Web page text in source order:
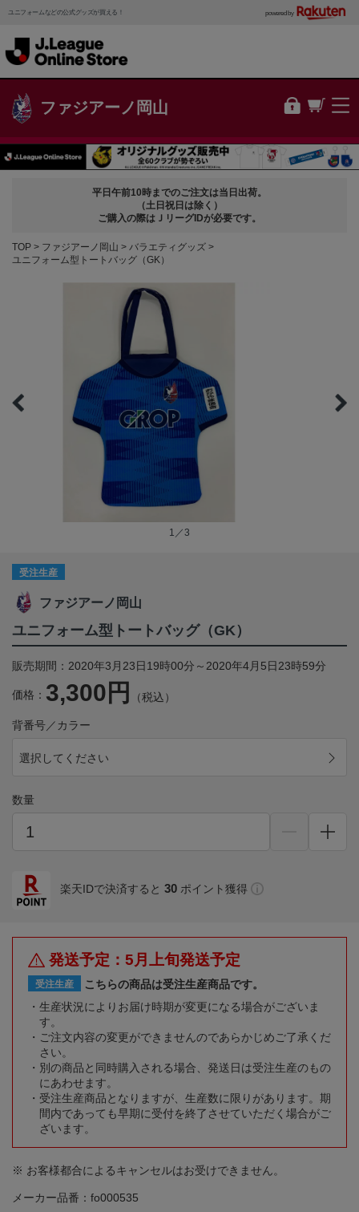
ユニフォームなどの公式グッズが買える！ powered by
ファジアーノ岡山
平日午前10時までのご注文は当日出荷。
（土日祝日は除く）
ご購入の際はＪリーグIDが必要です。
TOP ファジアーノ岡山
バラエティグッズ
ユニフォーム型トートバッグ（GK）
1／3
受注生産
ファジアーノ岡山
ユニフォーム型トートバッグ（GK）
販売期間：2020年3月23日19時00分～2020年4月5日23時59分
価格： 3,300円 （税込）
背番号／カラー
選択してください
数量
楽天IDで決済すると 30 ポイント獲得
発送予定：5月上旬発送予定
受注生産
こちらの商品は受注生産商品です。
生産状況によりお届け時期が変更になる場合がございま
す。
ご注文内容の変更ができませんのであらかじめご了承くだ
さい。
別の商品と同時購入される場合、発送日は受注生産のもの
にあわせます。
受注生産商品となりますが、生産数に限りがあります。期
間内であっても早期に受付を終了させていただく場合がご
ざいます。
※ お客様都合によるキャンセルはお受けできません。
メーカー品番：fo000535